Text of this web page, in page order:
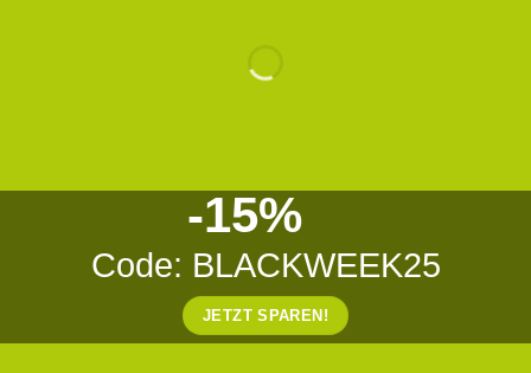
-15%
Code: BLACKWEEK25
JETZT SPAREN!